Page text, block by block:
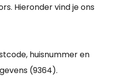
Hieronder vind je ons
huisnummer en
(9364).